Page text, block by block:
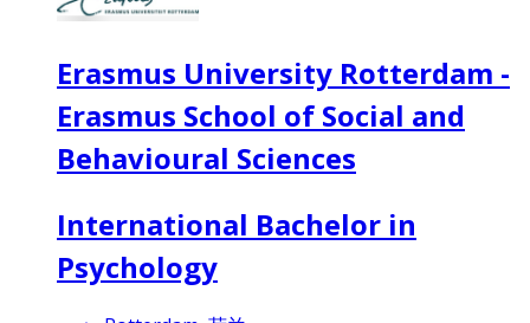
Erasmus University Rotterdam -
Erasmus School of Social and
Behavioural Sciences
International Bachelor in
Psychology